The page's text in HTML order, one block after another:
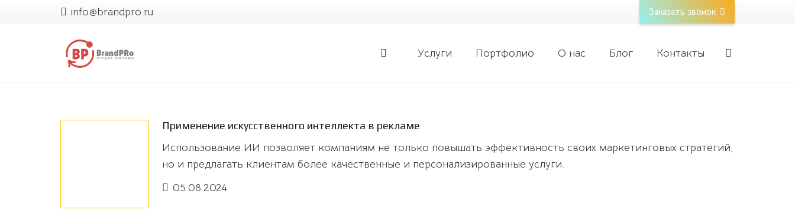
info@brandpro.ru Заказать звонок
Услуги Портфолио О нас Блог Контакты
Применение искусственного интеллекта в рекламе
Использование ИИ позволяет компаниям не только повышать эффективность своих маркетинговых стратегий,
но и предлагать клиентам более качественные и персонализированные услуги.
05.08.2024